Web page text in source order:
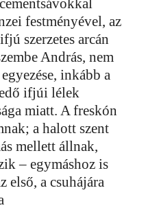
festményével, az
szerzetes arcán
András, nem
inkább a
ifjúi lélek
miatt. A freskón
a halott szent
mellett állnak,
– egymáshoz is
első, a csuhájára